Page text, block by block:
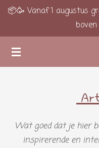
Ga
de
hoofdinhoud
📦🥳 Vanaf 1 augustus
Wat goed dat je hier
inspirerende en